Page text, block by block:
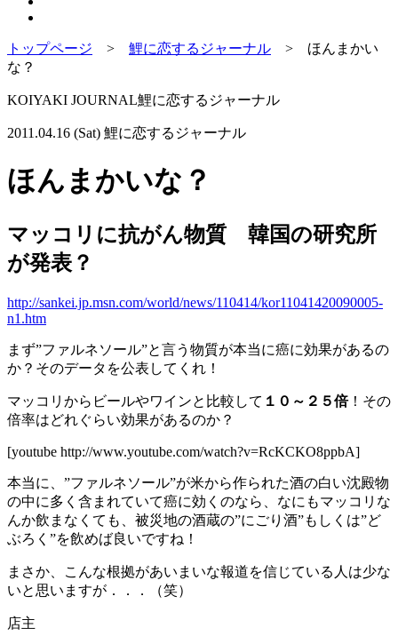
トップページ > 鯉に恋するジャーナル > ほんまかい
な？
KOIYAKI JOURNAL鯉に恋するジャーナル
2011.04.16 (Sat) 鯉に恋するジャーナル
ほんまかいな？
マッコリに抗がん物質 韓国の研究所
が発表？
http://sankei.jp.msn.com/world/news/110414/kor11041420090005-
n1.htm
まず”ファルネソール”と言う物質が本当に癌に効果があるの
か？そのデータを公表してくれ！
マッコリからビールやワインと比較して １０～２５倍！その
倍率はどれぐらい効果があるのか？
[youtube http://www.youtube.com/watch?v=RcKCKO8ppbA]
本当に、”ファルネソール”が米から作られた酒の白い沈殿物
の中に多く含まれていて癌に効くのなら、なにもマッコリな
んか飲まなくても、被災地の酒蔵の”にごり酒”もしくは”ど
ぶろく”を飲めば良いですね！
まさか、こんな根拠があいまいな報道を信じている人は少な
いと思いますが．．．（笑）
店主